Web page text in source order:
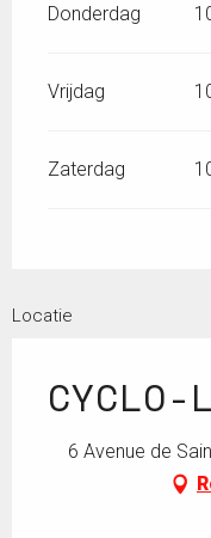
Donderdag
Vrijdag
Zaterdag
Locatie
CYCLO-
6 Avenue de